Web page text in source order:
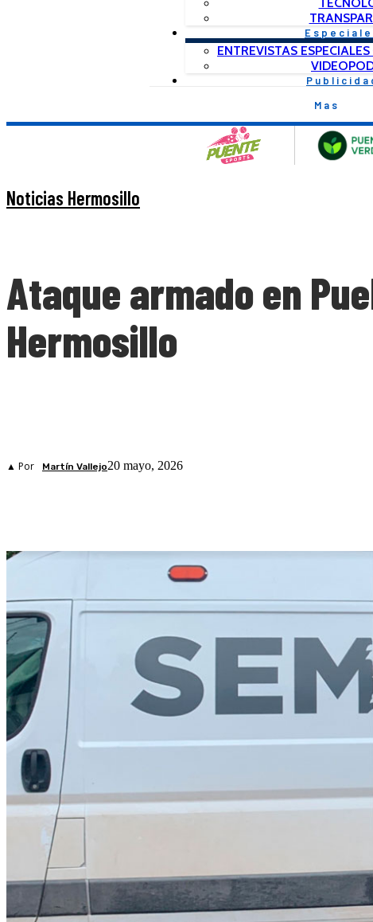
ENTREVISTAS
Mas
Noticias Hermosillo
Ataque armado en
Hermosillo
▲ Por Martín Vallejo20 mayo, 2026